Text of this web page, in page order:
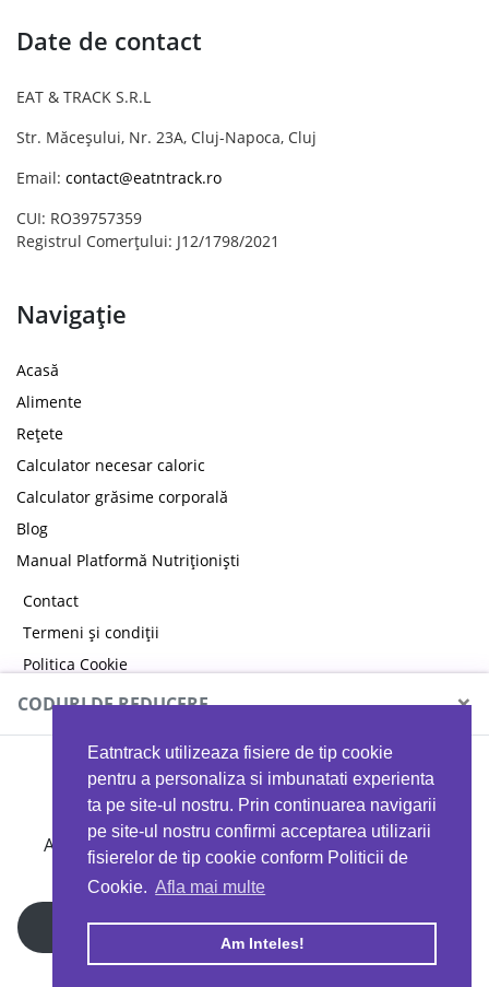
Eatntrack utilizeaza fisiere de tip cookie
pentru a personaliza si imbunatati experienta
ta pe site-ul nostru. Prin continuarea navigarii
pe site-ul nostru confirmi acceptarea utilizarii
fisierelor de tip cookie conform Politicii de
Cookie. Afla mai multe
Am Inteles!
Date de contact
EAT & TRACK S.R.L
Str. Măceșului, Nr. 23A, Cluj-Napoca, Cluj
Email: contact@eatntrack.ro
CUI: RO39757359
Registrul Comerțului: J12/1798/2021
Navigație
Acasă
Alimente
Rețete
Calculator necesar caloric
Calculator grăsime corporală
Blog
Manual Platformă Nutriționiști
Contact
Termeni și condiții
Politica Cookie
Politica de confidențialitate
Copyright © 2026 EAT & TRACK S.R.L
CODURI DE REDUCERE ×
MYPROTEIN
Ai 40%reducere la orice comandă folosind codul
EATTRACK
Profită acum